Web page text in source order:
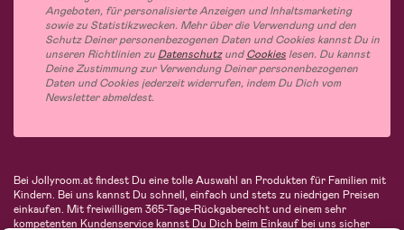
Angeboten, für personalisierte Anzeigen und Inhaltsmarketing
sowie zu Statistikzwecken. Mehr über die Verwendung und den
Schutz Deiner personenbezogenen Daten und Cookies kannst Du in
unseren Richtlinien zu DatenschutzundCookies lesen. Du kannst
Deine Zustimmung zur Verwendung Deiner personenbezogenen
Daten und Cookies jederzeit widerrufen, indem Du Dich vom
Newsletter abmeldest.
Bei Jollyroom.at findest Du eine tolle Auswahl an Produkten für Familien mit
Kindern. Bei uns kannst Du schnell, einfach und stets zu niedrigen Preisen
einkaufen. Mit freiwilligem 365-Tage-Rückgaberecht und einem sehr
kompetenten Kundenservice kannst Du Dich beim Einkauf bei uns sicher